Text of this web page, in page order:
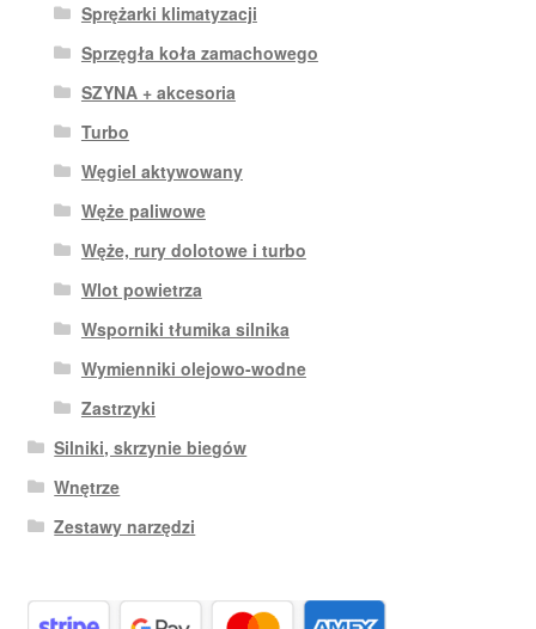
Sprężarki klimatyzacji
Sprzęgła koła zamachowego
SZYNA + akcesoria
Turbo
Węgiel aktywowany
Węże paliwowe
Węże, rury dolotowe i turbo
Wlot powietrza
Wsporniki tłumika silnika
Wymienniki olejowo-wodne
Zastrzyki
Silniki, skrzynie biegów
Wnętrze
Zestawy narzędzi